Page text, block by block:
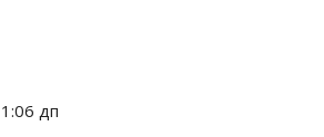
дп